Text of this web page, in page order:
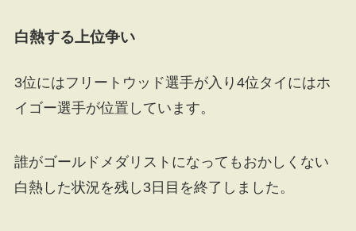
白熱する上位争い
3位にはフリートウッド選手が入り4位タイにはホ
イゴー選手が位置しています。
誰がゴールドメダリストになってもおかしくない
白熱した状況を残し3日目を終了しました。